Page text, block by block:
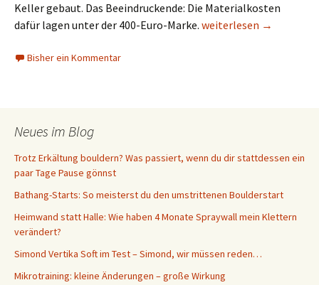
Keller gebaut. Das Beeindruckende: Die Materialkosten
dafür lagen unter der 400-Euro-Marke. Der 400-Euro-
weiterlesen →
Bisher ein Kommentar
Neues im Blog
Trotz Erkältung bouldern? Was passiert, wenn du dir stattdessen ein
paar Tage Pause gönnst
Bathang-Starts: So meisterst du den umstrittenen Boulderstart
Heimwand statt Halle: Wie haben 4 Monate Spraywall mein Klettern
verändert?
Simond Vertika Soft im Test – Simond, wir müssen reden…
Mikrotraining: kleine Änderungen – große Wirkung